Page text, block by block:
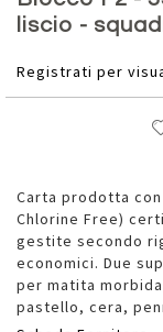
liscio -
Registrati per
Carta prodotta
Chlorine Free)
gestite secondo
economici. Due
per matita
pastello, cera,
della
galleria
immagini